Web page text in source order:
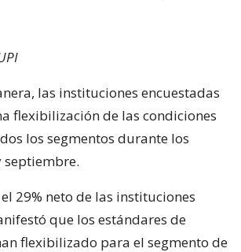
las instituciones encuestadas
flexibilización de las condiciones
los segmentos durante los
septiembre.
29% neto de las instituciones
que los estándares de
flexibilizado para el segmento de